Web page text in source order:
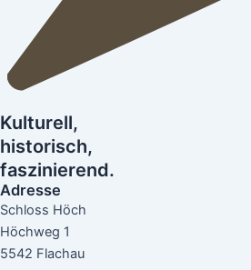
Kulturell,
historisch,
faszinierend.
Adresse
Schloss Höch
Höchweg 1
5542 Flachau